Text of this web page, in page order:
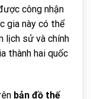
công nhận
gia này có thể
lịch sử và chính
thành hai quốc
bản đồ thế